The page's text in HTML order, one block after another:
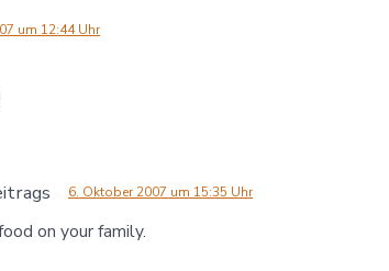
um 12:44 Uhr
6. Oktober 2007 um 15:35 Uhr
on your family.